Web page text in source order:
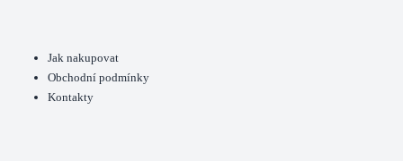
Jak nakupovat
Obchodní podmínky
Kontakty